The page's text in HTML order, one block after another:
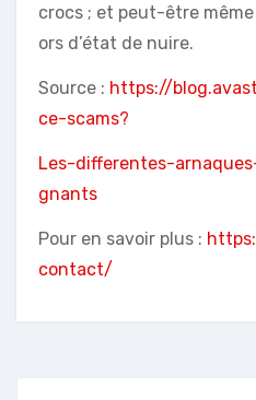
crocs ; et peut-être
ors d’état de nuire.
Source : https://
ce-scams?
Les-differentes-
gnants
Pour en savoir plus :
contact/